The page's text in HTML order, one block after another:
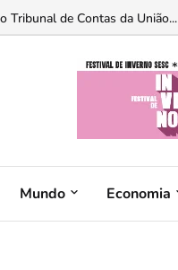
Tribunal de Contas da União...
Mundo Economia